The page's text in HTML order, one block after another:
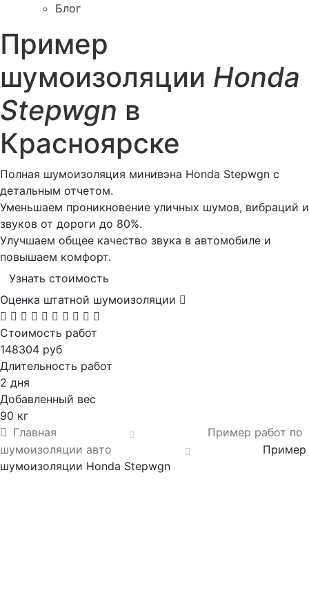
Блог
Пример
шумоизоляции Honda
Stepwgn в
Красноярске
Полная шумоизоляция минивэна Honda Stepwgn с
детальным отчетом.
Уменьшаем проникновение уличных шумов, вибраций и
звуков от дороги до 80%.
Улучшаем общее качество звука в автомобиле и
повышаем комфорт.
Узнать стоимость
Оценка штатной шумоизоляции
Стоимость работ
148304 руб
Длительность работ
2 дня
Добавленный вес
90 кг
Главная
Пример работ по
шумоизоляции авто
Пример
шумоизоляции Honda Stepwgn